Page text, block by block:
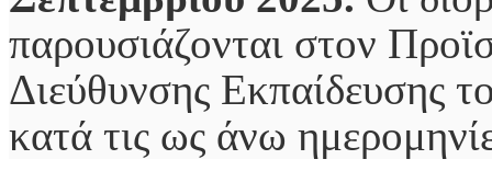
παρουσιάζονται στον
Διεύθυνσης Εκπαίδευσης
κατά τις ως άνω